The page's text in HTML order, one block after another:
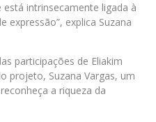
intrinsecamente ligada à
explica Suzana
participações de Eliakim
projeto, Suzana Vargas, um
a riqueza da